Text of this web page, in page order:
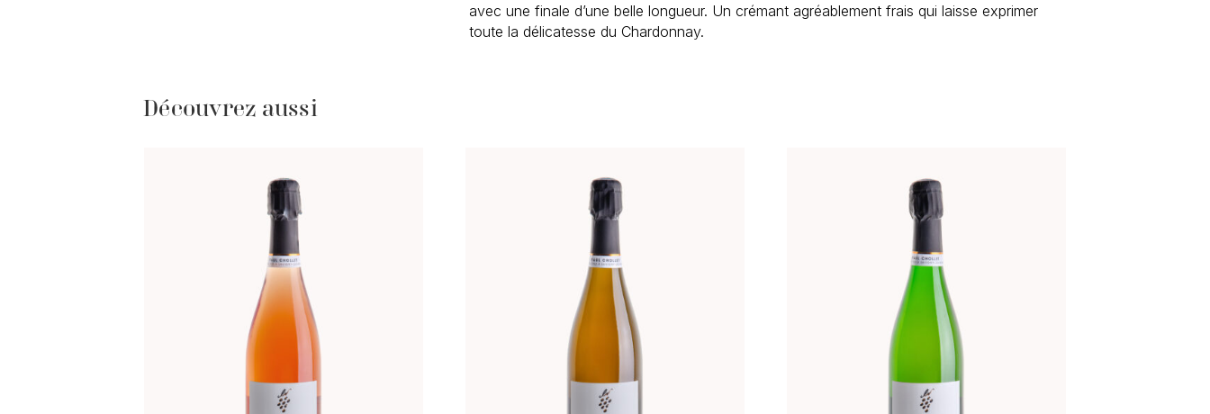
avec une finale d’une belle longueur. Un crémant agréablement frais qui laisse exprimer
toute la délicatesse du Chardonnay.
Découvrez aussi